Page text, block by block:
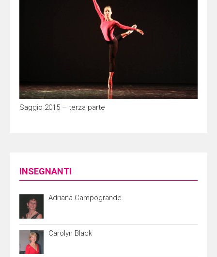
Saggio 2015 – terza parte
INSEGNANTI
Adriana Campogrande
Carolyn Black